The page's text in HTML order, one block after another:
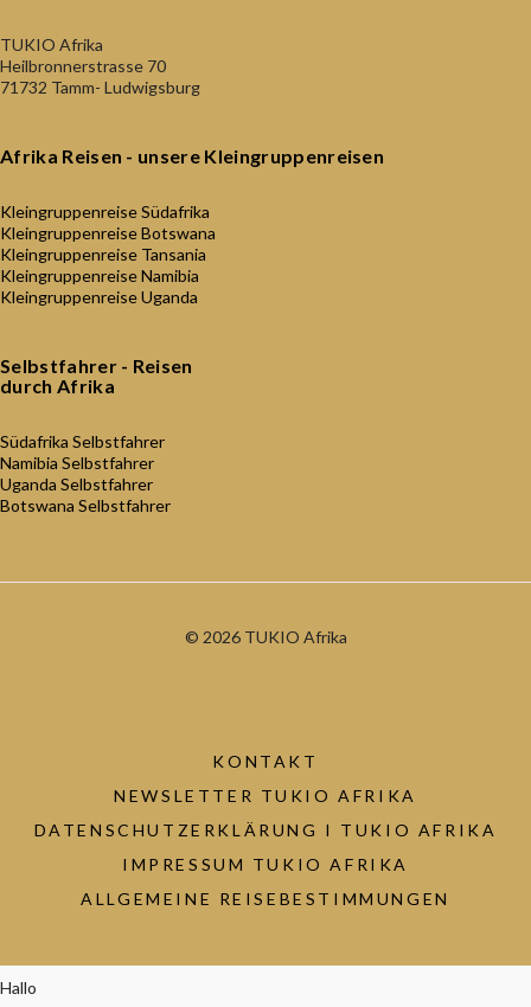
TUKIO Afrika
Heilbronnerstrasse 70
71732 Tamm- Ludwigsburg
Afrika Reisen - unsere Kleingruppenreisen
Kleingruppenreise Südafrika
Kleingruppenreise Botswana
Kleingruppenreise Tansania
Kleingruppenreise Namibia
Kleingruppenreise Uganda
Selbstfahrer - Reisen
durch Afrika
Südafrika Selbstfahrer
Namibia Selbstfahrer
Uganda Selbstfahrer
Botswana Selbstfahrer
© 2026 TUKIO Afrika
KONTAKT
NEWSLETTER TUKIO AFRIKA
DATENSCHUTZERKLÄRUNG I TUKIO AFRIKA
IMPRESSUM TUKIO AFRIKA
ALLGEMEINE REISEBESTIMMUNGEN
Hallo